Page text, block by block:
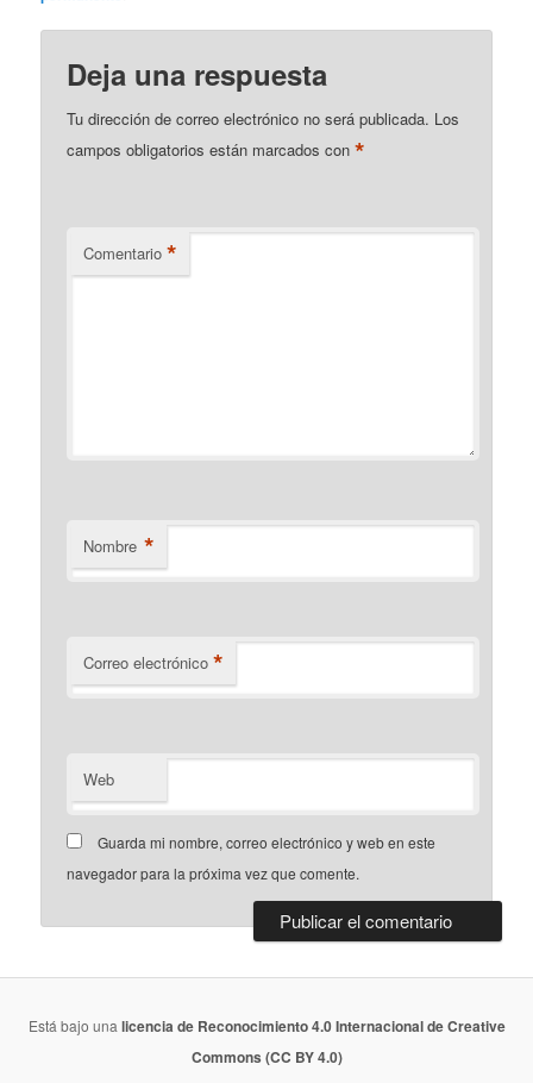
Deja una respuesta
Tu dirección de correo electrónico no será publicada. Los
campos obligatorios están marcados con*
Comentario *
Nombre *
Correo electrónico *
Web
Guarda mi nombre, correo electrónico y web en este
navegador para la próxima vez que comente.
Está bajo una licencia de Reconocimiento 4.0 Internacional de Creative
Commons (CC BY 4.0)